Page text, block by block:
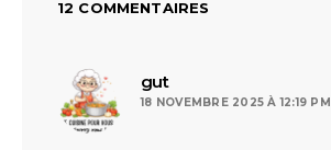
12 COMMENTAIRES
gutdit :
18 NOVEMBRE 2025 À 12:19 PM